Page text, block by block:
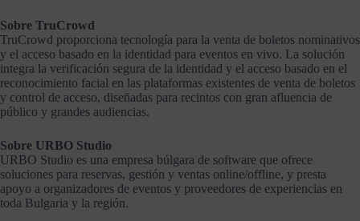
Sobre TruCrowd
TruCrowd proporciona tecnología para la venta de boletos nominativos
y el acceso basado en la identidad para eventos en vivo. La solución
integra la verificación segura de la identidad y el acceso basado en el
reconocimiento facial en las plataformas existentes de venta de boletos
y control de acceso, diseñadas para recintos con gran afluencia de
público y grandes audiencias.
Sobre URBO Studio
URBO Studio es una empresa búlgara de software que ofrece
soluciones para reservas, gestión y ventas online/offline, y presta
apoyo a organizadores de eventos y proveedores de experiencias en
toda Bulgaria y la región.